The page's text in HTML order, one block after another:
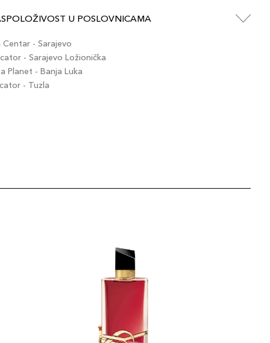
U POSLOVNICAMA
Centar - Sarajevo
- Sarajevo Ložionička
Planet - Banja Luka
- Tuzla